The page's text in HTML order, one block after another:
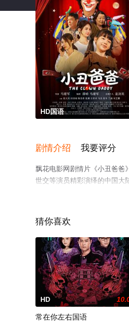
HD国语
剧情介绍 我要评分
飘花电影网剧情片《小丑爸爸
世交等演员精彩演绎的中国大
猜你喜欢
HD
常在你左右国语